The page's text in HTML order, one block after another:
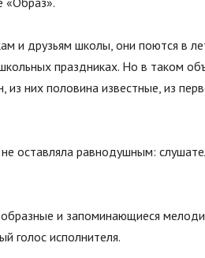
и друзьям школы, они поются в
праздниках. Но в таком
из них половина известные, из
оставляла равнодушным:
и запоминающиеся
голос исполнителя.